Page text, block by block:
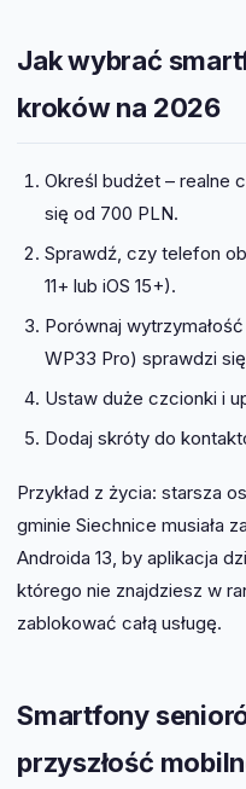
Jak wybrać
kroków na 2026
Określ budżet – realne
się od 700 PLN.
Sprawdź, czy telefon
11+ lub iOS 15+).
Porównaj
WP33 Pro) sprawdzi
Ustaw duże czcionki i
Dodaj skróty do
Przykład z życia: starsza
gminie Siechnice musiała
Androida 13, by aplikacja
którego nie znajdziesz w
zablokować całą usługę.
Smartfony
przyszłość